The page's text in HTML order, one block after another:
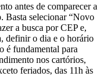
antes de comparecer a
Basta selecionar “Novo
a busca por CEP e,
definir o dia e o horário
é fundamental para
nos cartórios,
feriados, das 11h às